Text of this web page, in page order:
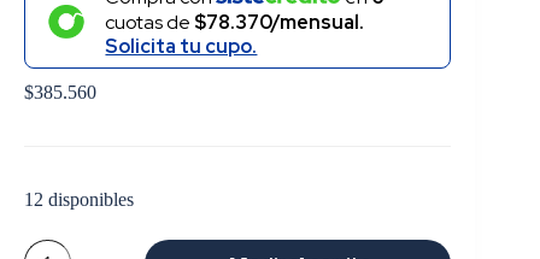
cuotas de $78.370/mensual.
Solicita tu cupo.
$385.560
12 disponibles
CARACOL